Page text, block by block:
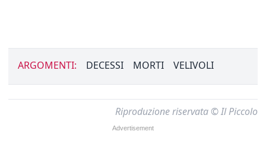
ARGOMENTI: DECESSI MORTI VELIVOLI
Riproduzione riservata © Il Piccolo